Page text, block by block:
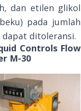
dan etilen glikol
pada jumlah
dapat ditoleransi.
Controls Flow
M-30